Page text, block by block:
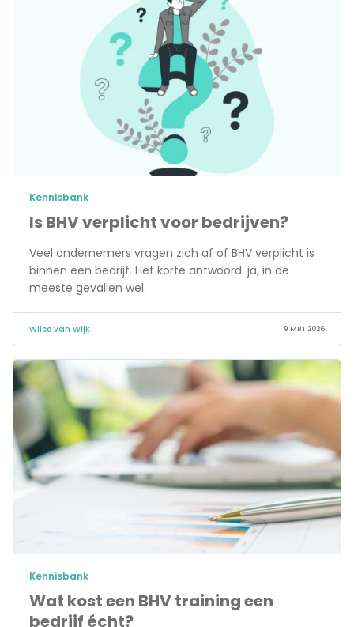
Is BHV verplicht voor bedrijven?
Kennisbank
Veel ondernemers vragen zich af of BHV verplicht is
binnen een bedrijf. Het korte antwoord: ja, in de
meeste gevallen wel.
Wilco van Wijk 9 MRT 2026
Wat kost een BHV training een
bedrijf écht?
Kennisbank